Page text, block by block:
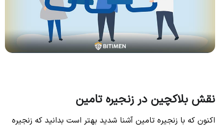
نقش بلاکچین در زنجیره تامین
اکنون که با زنجیره تامین آشنا شدید بهتر است بدانید که زنجیره